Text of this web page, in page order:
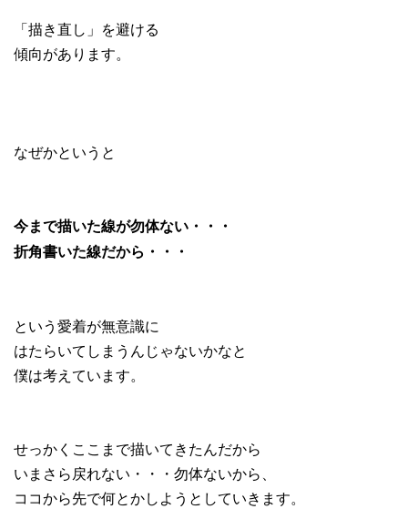
「描き直し」を避ける
傾向があります。
なぜかというと
今まで描いた線が勿体ない・・・
折角書いた線だから・・・
という愛着が無意識に
はたらいてしまうんじゃないかなと
僕は考えています。
せっかくここまで描いてきたんだから
いまさら戻れない・・・勿体ないから、
ココから先で何とかしようとしていきます。